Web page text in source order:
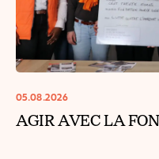
05.08.2026
AGIR AVEC LA